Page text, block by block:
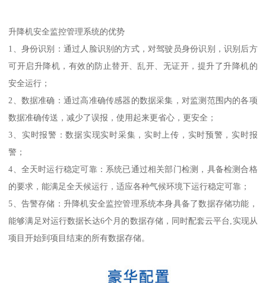
升降机安全监控管理系统的优势
1、身份识别：通过人脸识别的方式，对驾驶员身份识别，识别后方
可开启升降机，有效的防止替开、乱开、无证开，提升了升降机的
安全运行；
2、数据准确：通过高准确传感器的数据采集，对监测范围内的各项
数据准确传送，减少了误报，使用起来更省心，更安全；
3、实时报警：数据实现实时采集，实时上传，实时预警，实时报
警；
4、全天时运行稳定可靠：系统已通过相关部门检测，具备检测合格
的要求，能满足全天候运行，适应各种气候环境下运行稳定可靠；
5、告警存储：升降机安全监控管理系统本身具备了数据存储功能，
能够满足对运行数据长达6个月的数据存储，同时配套云平台,实现从
项目开始到项目结束的所有数据存储。